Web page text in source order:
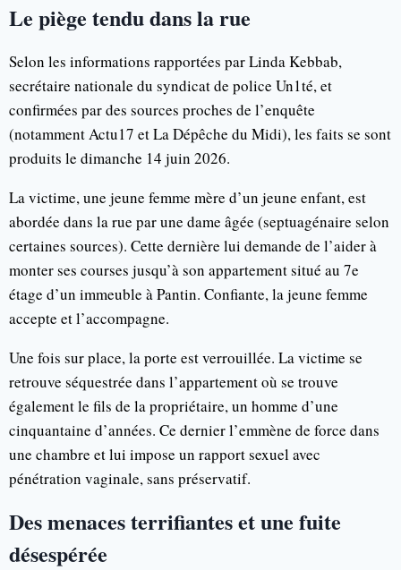
Le piège tendu dans la rue
Selon les informations rapportées par Linda Kebbab,
secrétaire nationale du syndicat de police Un1té, et
confirmées par des sources proches de l’enquête
(notamment Actu17 et La Dépêche du Midi), les faits se sont
produits le dimanche 14 juin 2026.
La victime, une jeune femme mère d’un jeune enfant, est
abordée dans la rue par une dame âgée (septuagénaire selon
certaines sources). Cette dernière lui demande de l’aider à
monter ses courses jusqu’à son appartement situé au 7e
étage d’un immeuble à Pantin. Confiante, la jeune femme
accepte et l’accompagne.
Une fois sur place, la porte est verrouillée. La victime se
retrouve séquestrée dans l’appartement où se trouve
également le fils de la propriétaire, un homme d’une
cinquantaine d’années. Ce dernier l’emmène de force dans
une chambre et lui impose un rapport sexuel avec
pénétration vaginale, sans préservatif.
Des menaces terrifiantes et une fuite
désespérée